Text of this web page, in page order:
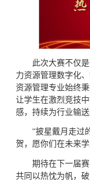
此次大赛不仅
力资源管理数字化
资源管理专业始终
让学生在激烈竞技
感，持续为行业输
“披星戴月走过
贺，愿你们在未来
期待在下一届
共同以热忱为帆，破